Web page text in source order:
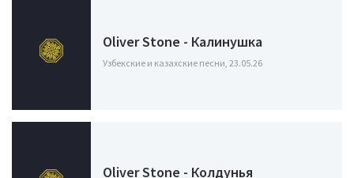
Oliver Stone - Калинушка
Узбекские и казахские песни, 23.05.26
Oliver Stone - Колдунья